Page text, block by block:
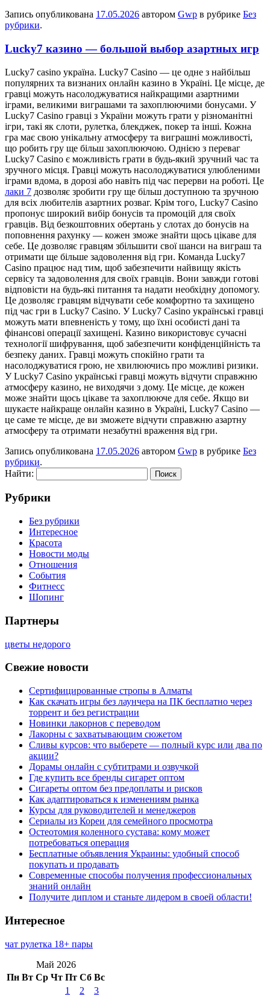
Запись опубликована 17.05.2026 автором Gwp в рубрике Без
рубрики.
Lucky7 казино — большой выбор азартных игр
Lucky7 casino укрaїнa. Lucky7 Casino — цe oднe з найбільш
популярних та визнаних онлайн казино в Україні. Це місце, де
гравці можуть насолоджуватися найкращими азартними
іграми, великими виграшами та захоплюючими бонусами. У
Lucky7 Casino гравці з України можуть грати у різноманітні
ігри, такі як слоти, рулетка, блекджек, покер та інші. Кожна
гра має свою унікальну атмосферу та виграшні можливості,
що робить гру ще більш захоплюючою. Однією з переваг
Lucky7 Casino є можливість грати в будь-який зручний час та
зручного місця. Гравці можуть насолоджуватися улюбленими
іграми вдома, в дорозі або навіть під час перерви на роботі. Це
лаки 7 дозволяє зробити гру ще більш доступною та зручною
для всіх любителів азартних розваг. Крім того, Lucky7 Casino
пропонує широкий вибір бонусів та промоцій для своїх
гравців. Від безкоштовних обертань у слотах до бонусів на
поповнення рахунку — кожен зможе знайти щось цікаве для
себе. Це дозволяє гравцям збільшити свої шанси на виграш та
отримати ще більше задоволення від гри. Команда Lucky7
Casino працює над тим, щоб забезпечити найвищу якість
сервісу та задоволення для своїх гравців. Вони завжди готові
відповісти на будь-які питання та надати необхідну допомогу.
Це дозволяє гравцям відчувати себе комфортно та захищено
під час гри в Lucky7 Casino. У Lucky7 Casino українські гравці
можуть мати впевненість у тому, що їхні особисті дані та
фінансові операції захищені. Казино використовує сучасні
технології шифрування, щоб забезпечити конфіденційність та
безпеку даних. Гравці можуть спокійно грати та
насолоджуватися грою, не хвилюючись про можливі ризики.
У Lucky7 Casino українські гравці можуть відчути справжню
атмосферу казино, не виходячи з дому. Це місце, де кожен
може знайти щось цікаве та захоплююче для себе. Якщо ви
шукаєте найкраще онлайн казино в Україні, Lucky7 Casino —
це саме те місце, де ви зможете відчути справжню азартну
атмосферу та отримати незабутні враження від гри.
Запись опубликована 17.05.2026 автором Gwp в рубрике Без
рубрики.
Найти:
Рубрики
Без рубрики
Интересное
Красота
Новости моды
Отношения
События
Фитнесс
Шопинг
Партнеры
цветы недорого
Свежие новости
Сертифицированные стропы в Алматы
Как скачать игры без лаунчера на ПК бесплатно через
торрент и без регистрации
Новинки лакорнов с переводом
Лакорны с захватывающим сюжетом
Сливы курсов: что выберете — полный курс или два по
акции?
Дорамы онлайн с субтитрами и озвучкой
Где купить все бренды сигарет оптом
Сигареты оптом без предоплаты и рисков
Как адаптироваться к изменениям рынка
Курсы для руководителей и менеджеров
Сериалы из Кореи для семейного просмотра
Остеотомия коленного сустава: кому может
потребоваться операция
Бесплатные объявления Украины: удобный способ
покупать и продавать
Современные способы получения профессиональных
знаний онлайн
Получите диплом и станьте лидером в своей области!
Интересное
чат рулетка 18+ пары
Май 2026
Пн Вт Ср Чт Пт Сб Вс
1
2 3